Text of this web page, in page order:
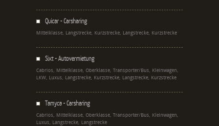
Quicar - Carsharing
Mittelklasse, Langstrecke, Kurzstrecke, Langstrecke, Kurzstrecke
Sixt - Autovermietung
Cabrios, Mittelklasse, Oberklasse, Transporter/Bus, Kleinwagen,
LKW, Luxus, Langstrecke, Kurzstrecke, Langstrecke, Kurzstrecke
Tamyca - Carsharing
Cabrios, Mittelklasse, Oberklasse, Transporter/Bus, Kleinwagen,
Luxus, Langstrecke, Langstrecke